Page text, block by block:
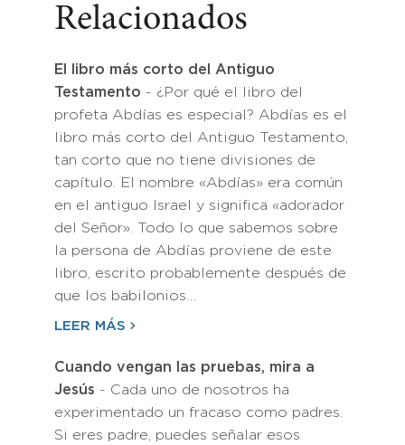
Relacionados
El libro más corto del Antiguo
Testamento - ¿Por qué el libro del
profeta Abdías es especial? Abdías es el
libro más corto del Antiguo Testamento,
tan corto que no tiene divisiones de
capítulo. El nombre «Abdías» era común
en el antiguo Israel y significa «adorador
del Señor». Todo lo que sabemos sobre
la persona de Abdías proviene de este
libro, escrito probablemente después de
que los babilonios…
LEER MÁS
Cuando vengan las pruebas, mira a
Jesús - Cada uno de nosotros ha
experimentado un fracaso como padres.
Si eres padre, puedes señalar esos